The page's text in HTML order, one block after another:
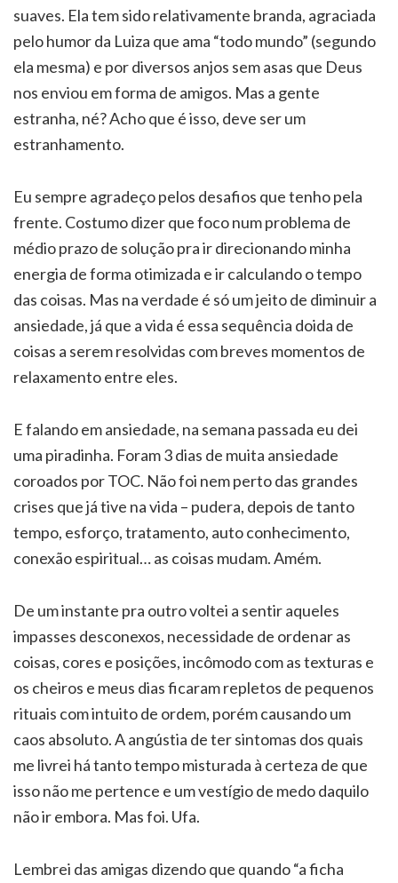
suaves. Ela tem sido relativamente branda, agraciada
pelo humor da Luiza que ama “todo mundo” (segundo
ela mesma) e por diversos anjos sem asas que Deus
nos enviou em forma de amigos. Mas a gente
estranha, né? Acho que é isso, deve ser um
estranhamento.
Eu sempre agradeço pelos desafios que tenho pela
frente. Costumo dizer que foco num problema de
médio prazo de solução pra ir direcionando minha
energia de forma otimizada e ir calculando o tempo
das coisas. Mas na verdade é só um jeito de diminuir a
ansiedade, já que a vida é essa sequência doida de
coisas a serem resolvidas com breves momentos de
relaxamento entre eles.
E falando em ansiedade, na semana passada eu dei
uma piradinha. Foram 3 dias de muita ansiedade
coroados por TOC. Não foi nem perto das grandes
crises que já tive na vida – pudera, depois de tanto
tempo, esforço, tratamento, auto conhecimento,
conexão espiritual… as coisas mudam. Amém.
De um instante pra outro voltei a sentir aqueles
impasses desconexos, necessidade de ordenar as
coisas, cores e posições, incômodo com as texturas e
os cheiros e meus dias ficaram repletos de pequenos
rituais com intuito de ordem, porém causando um
caos absoluto. A angústia de ter sintomas dos quais
me livrei há tanto tempo misturada à certeza de que
isso não me pertence e um vestígio de medo daquilo
não ir embora. Mas foi. Ufa.
Lembrei das amigas dizendo que quando “a ficha